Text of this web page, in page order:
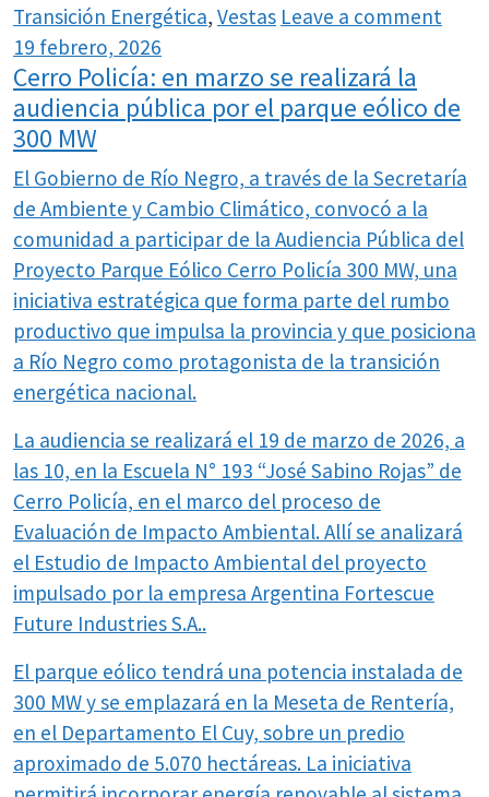
Transición Energética, Vestas Leave a comment
19 febrero, 2026
Cerro Policía: en marzo se realizará la
audiencia pública por el parque eólico de
300 MW
El Gobierno de Río Negro, a través de la Secretaría
de Ambiente y Cambio Climático, convocó a la
comunidad a participar de la Audiencia Pública del
Proyecto Parque Eólico Cerro Policía 300 MW, una
iniciativa estratégica que forma parte del rumbo
productivo que impulsa la provincia y que posiciona
a Río Negro como protagonista de la transición
energética nacional.
La audiencia se realizará el 19 de marzo de 2026, a
las 10, en la Escuela N° 193 “José Sabino Rojas” de
Cerro Policía, en el marco del proceso de
Evaluación de Impacto Ambiental. Allí se analizará
el Estudio de Impacto Ambiental del proyecto
impulsado por la empresa Argentina Fortescue
Future Industries S.A..
El parque eólico tendrá una potencia instalada de
300 MW y se emplazará en la Meseta de Rentería,
en el Departamento El Cuy, sobre un predio
aproximado de 5.070 hectáreas. La iniciativa